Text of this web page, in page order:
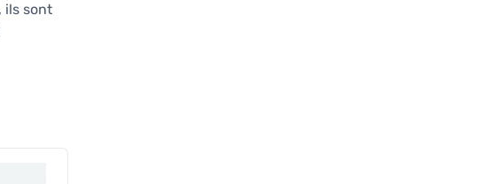
ils sont